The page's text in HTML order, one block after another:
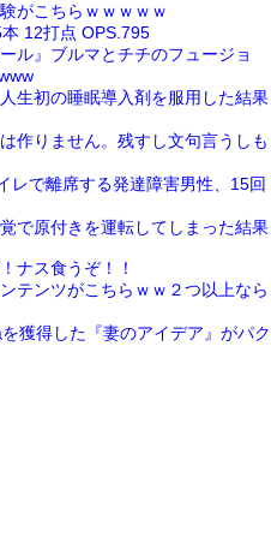
がこちらｗｗｗｗｗ
本 12打点 OPS.795
ル』ブルマとチチのフュージョ
生初の睡眠導入剤を服用した結果
作りません。残すし文句言うしも
レで離席する発達障害男性、15回
で原付きを運転してしまった結果
ナス食うぞ！！
テンツがこちらｗｗ２つ以上なら
獲得した『妻のアイデア』がパク